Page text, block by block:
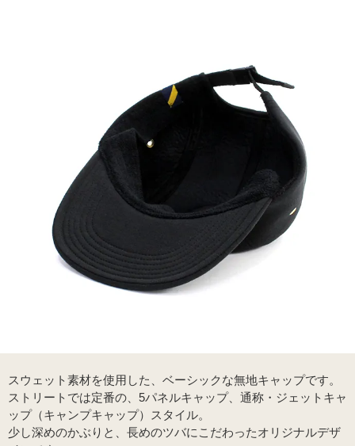
スウェット素材を使用した、ベーシックな無地キャップです。
ストリートでは定番の、5パネルキャップ、通称・ジェットキャ
ップ（キャンプキャップ）スタイル。
少し深めのかぶりと、長めのツバにこだわったオリジナルデザ